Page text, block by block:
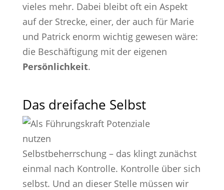
vieles mehr. Dabei bleibt oft ein Aspekt
auf der Strecke, einer, der auch für Marie
und Patrick enorm wichtig gewesen wäre:
die Beschäftigung mit der eigenen
Persönlichkeit.
Das dreifache Selbst
Selbstbeherrschung – das klingt zunächst
einmal nach Kontrolle. Kontrolle über sich
selbst. Und an dieser Stelle müssen wir